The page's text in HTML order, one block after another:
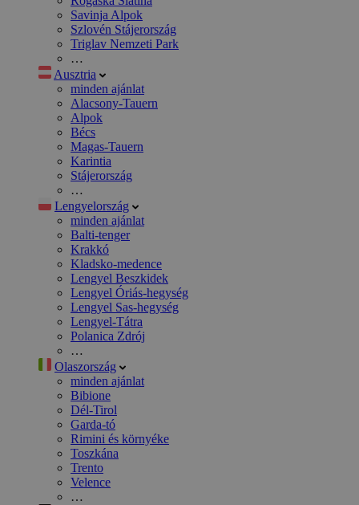
Savinja Alpok
Szlovén Stájerország
Triglav Nemzeti Park
…
Ausztria
minden ajánlat
Alacsony-Tauern
Alpok
Bécs
Magas-Tauern
Karintia
Stájerország
…
Lengyelország
minden ajánlat
Balti-tenger
Krakkó
Kladsko-medence
Lengyel Beszkidek
Lengyel Óriás-hegység
Lengyel Sas-hegység
Lengyel-Tátra
Polanica Zdrój
…
Olaszország
minden ajánlat
Bibione
Dél-Tirol
Garda-tó
Rimini és környéke
Toszkána
Trento
Velence
…